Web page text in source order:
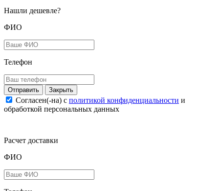
Нашли дешевле?
ФИО
Телефон
Закрыть
Согласен(-на) c политикой конфиденциальности и
обработкой персональных данных
Расчет доставки
ФИО